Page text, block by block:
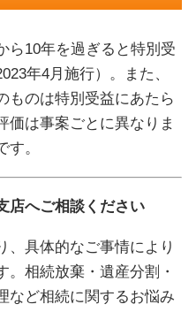
ら10年を過ぎると特別受
年4月施行）。また、
ものは特別受益にあたら
価は事案ごとに異なりま
。
店へご相談ください
、具体的なご事情により
相続放棄・遺産分割・
など相続に関するお悩み